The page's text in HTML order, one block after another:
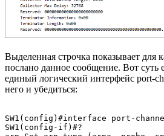
Выделенная строчка показывает для
послано данное сообщение. Вот суть
единый логический интерфейс port-
него и убедиться:
SW1(config)#interface port-
SW1(config-if)#?